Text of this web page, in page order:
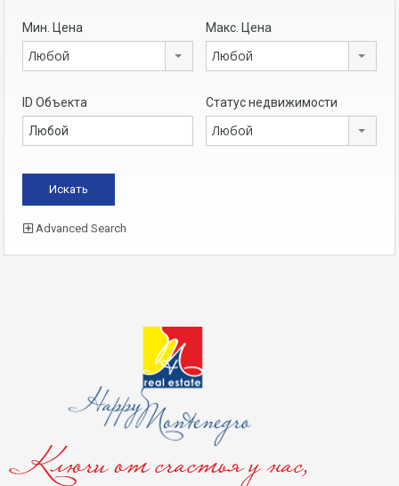
Мин. Цена
Любой
Макс. Цена
Любой
ID Объекта Статус недвижимости
Любой
Advanced Search